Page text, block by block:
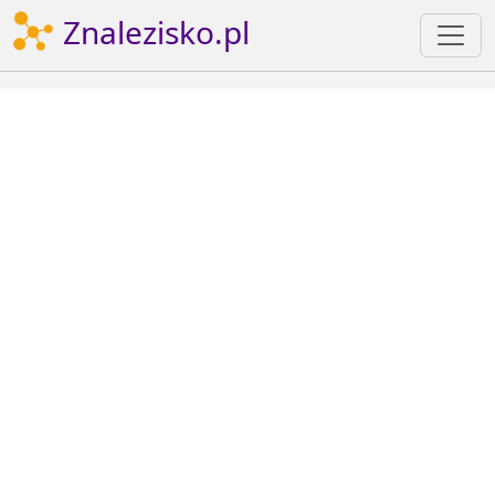
Znalezisko.pl